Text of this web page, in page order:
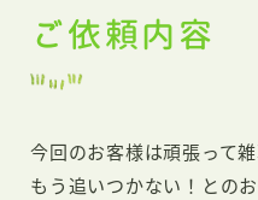
ご依頼内容
今回のお客様は頑張って
もう追いつかない！との